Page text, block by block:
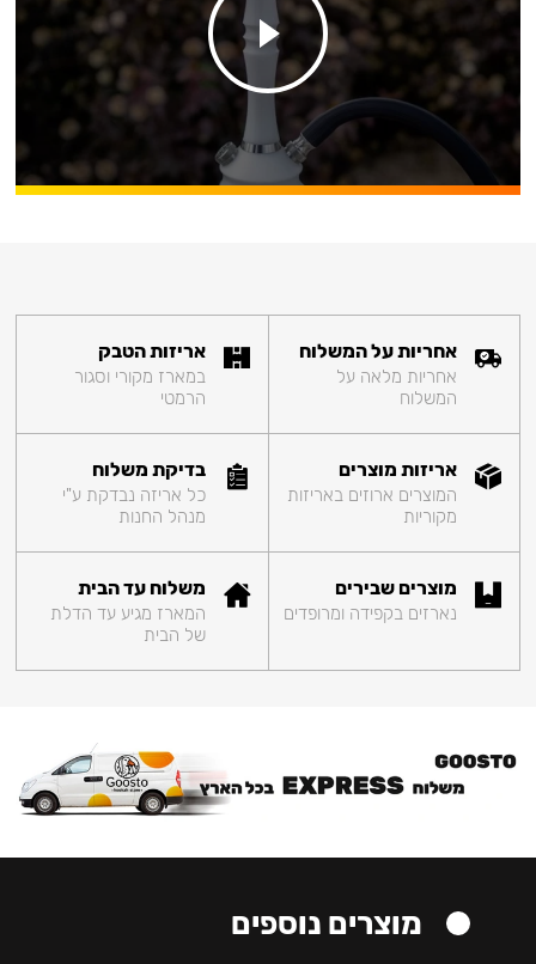
אחריות על המשלוח
אחריות מלאה על
המשלוח
אריזות הטבק
במארז מקורי וסגור
הרמטי
אריזות מוצרים
המוצרים ארוזים באריזות
מקוריות
בדיקת משלוח
כל אריזה נבדקת ע"י
מנהל החנות
מוצרים שבירים
נארזים בקפידה ומרופדים
משלוח עד הבית
המארז מגיע עד הדלת
של הבית
מוצרים נוספים